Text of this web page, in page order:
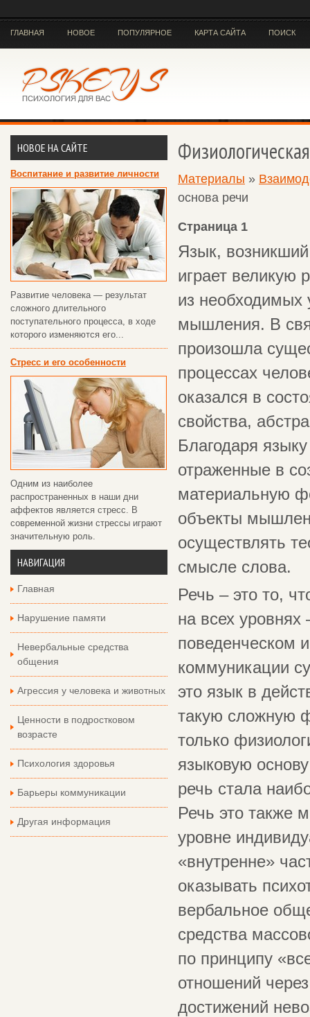
ГЛАВНАЯ НОВОЕ ПОПУЛЯРНОЕ КАРТА САЙТА ПОИСК
НОВОЕ НА САЙТЕ
Воспитание и развитие личности
Развитие человека — результат
сложного длительного
поступательного процесса, в ходе
которого изменяются его...
Стресс и его особенности
Одним из наиболее
распространенных в наши дни
аффектов является стресс. В
современной жизни стрессы играют
значительную роль.
НАВИГАЦИЯ
Главная
Нарушение памяти
Невербальные средства
общения
Агрессия у человека и животных
Ценности в подростковом
возрасте
Психология здоровья
Барьеры коммуникации
Другая информация
Материалы »
основа речи
Страница 1
Язык,
играет великую
из необходимых
мышления. В
произошла
процессах
оказался в
свойства,
Благодаря
отраженные в
материальную
объекты
осуществлять
смысле слова.
Речь – это то,
на всех
поведенческом
коммуникации
это язык в
такую сложную
только
языковую
речь стала
Речь это также
уровне
«внутренне»
оказывать
вербальное
средства
по принципу
отношений
достижений